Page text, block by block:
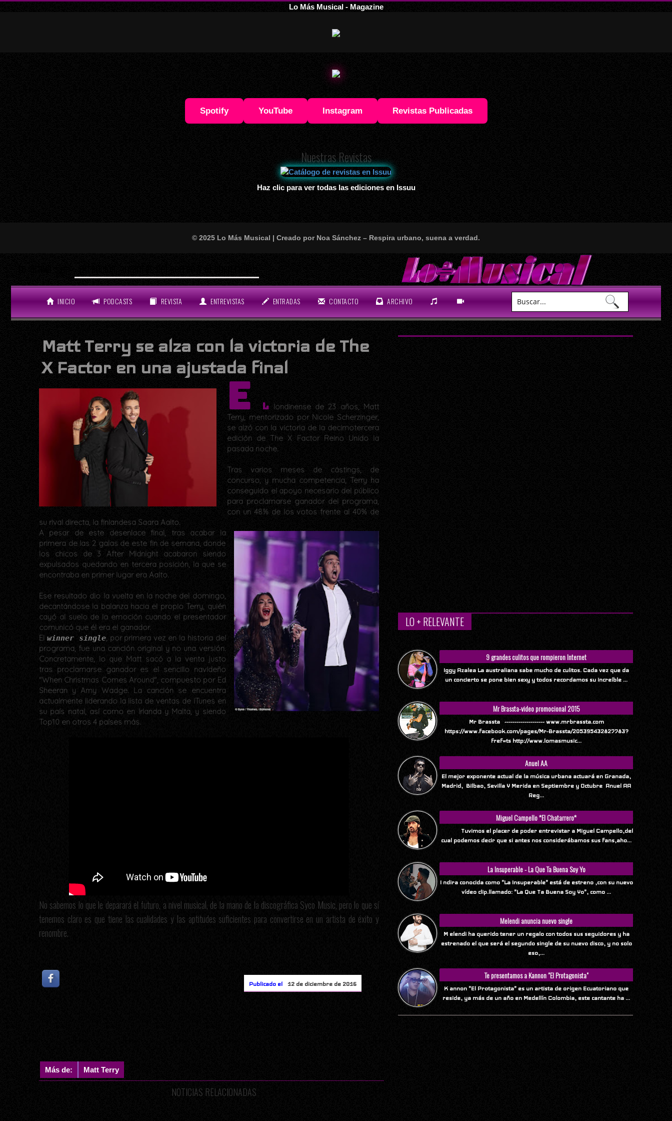
Lo Más Musical - Magazine
Spotify YouTube Instagram Revistas Publicadas
Nuestras Revistas
Haz clic para ver todas las ediciones en Issuu
© 2025 Lo Más Musical | Creado por Noa Sánchez – Respira urbano, suena a verdad.
LO ÚLTIMO ¡Atención, amantes del perreo y el buen rollo!
INICIO PODCASTS REVISTA ENTREVISTAS ENTRADAS CONTACTO ARCHIVO
Matt Terry se alza con la victoria de The
X Factor en una ajustada final
Ellondinense de 23 años, Matt
Terry, mentorizado por Nicole Scherzinger,
se alzó con la victoria de la decimotercera
edición de The X Factor Reino Unido la
pasada noche.
Tras varios meses de cástings, de
concurso, y mucha competencia, Terry ha
conseguido el apoyo necesario del público
para proclamarse ganador del programa,
con un 48% de los votos frente al 40% de
su rival directa, la finlandesa Saara Aalto.
A pesar de este desenlace final, tras acabar la
primera de las 2 galas de este fin de semana, donde
los chicos de 3 After Midnight acabaron siendo
expulsados quedando en tercera posición, la que se
encontraba en primer lugar era Aalto.
Ese resultado dio la vuelta en la noche del domingo,
decantándose la balanza hacia el propio Terry, quién
cayó al suelo de la emoción cuando el presentador
comunicó que él era el ganador.
Elwinner single, por primera vez en la historia del
programa, fue una canción original y no una versión.
Concretamente, lo que Matt sacó a la venta justo
tras proclamarse ganador es el sencillo navideño
"When Christmas Comes Around", compuesto por Ed
Sheeran y Amy Wadge. La canción se encuentra
actualmente liderando la lista de ventas de iTunes en
su país natal, así como en Irlanda y Malta, y siendo
Top10 en otros 4 países más.
No sabemos lo que le deparará el futuro, a nivel musical, de la mano de la discográfica Syco Music, pero lo que sí
tenemos claro es que tiene las cualidades y las aptitudes suficientes para convertirse en un artista de éxito y
renombre.
Publicado el 12 de diciembre de 2016
Más de: Matt Terry
NOTICIAS RELACIONADAS
LO + RELEVANTE
9 grandes culitos que rompieron Internet
Iggy Azalea La australiana sabe mucho de culitos. Cada vez que da
un concierto se pone bien sexy y todos recordamos su increíble ...
Mr Brassta-video promocional 2015
Mr Brassta -------------------- www.mrbrassta.com
https://www.facebook.com/pages/Mr-Brassta/205395432827783?
fref=ts http://www.lomasmusic...
Anuel AA
El mejor exponente actual de la música urbana actuará en Granada,
Madrid, Bilbao, Sevilla Y Merida en Septiembre y Octubre Anuel AA
Reg...
Miguel Campello *El Chatarrero*
Tuvimos el placer de poder entrevistar a Miguel Campello,del
cual podemos decir que si antes nos considerábamos sus fans,aho...
La Insuperable - La Que Ta Buena Soy Yo
I ndira conocida como "La Insuperable" está de estreno ,con su nuevo
vídeo clip.llamado: "La Que Ta Buena Soy Yo", como ...
Melendi anuncia nuevo single
M elendi ha querido tener un regalo con todos sus seguidores y ha
estrenado el que será el segundo single de su nuevo disco, y no solo
eso,...
Te presentamos a Kannon "El Protagonista"
K annon "El Protagonista" es un artista de origen Ecuatoriano que
reside, ya más de un año en Medellín Colombia, este cantante ha ...